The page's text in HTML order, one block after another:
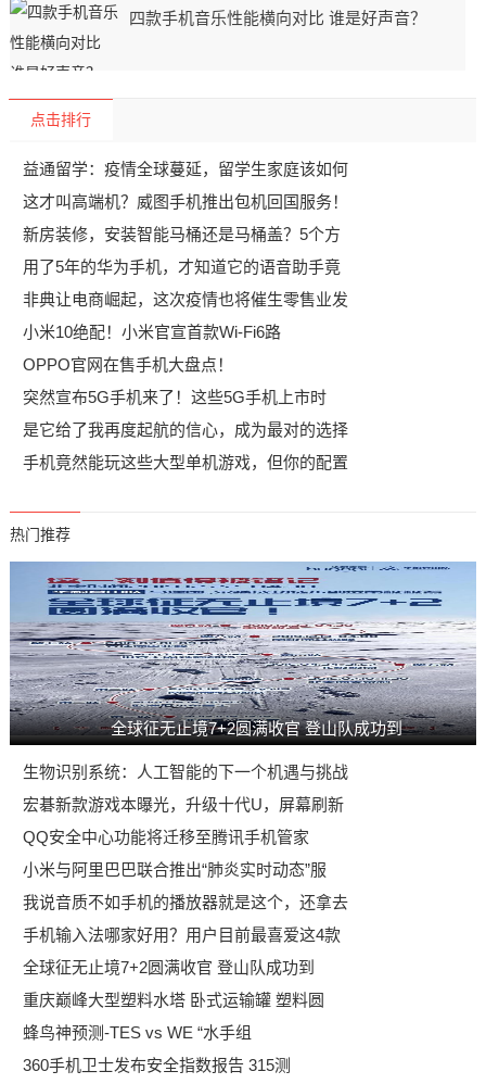
四款手机音乐性能横向对比 谁是好声音？
点击排行
益通留学：疫情全球蔓延，留学生家庭该如何
这才叫高端机？威图手机推出包机回国服务！
新房装修，安装智能马桶还是马桶盖？5个方
用了5年的华为手机，才知道它的语音助手竟
非典让电商崛起，这次疫情也将催生零售业发
小米10绝配！小米官宣首款Wi-Fi6路
OPPO官网在售手机大盘点！
突然宣布5G手机来了！这些5G手机上市时
是它给了我再度起航的信心，成为最对的选择
手机竟然能玩这些大型单机游戏，但你的配置
热门推荐
全球征无止境7+2圆满收官 登山队成功到
生物识别系统：人工智能的下一个机遇与挑战
宏碁新款游戏本曝光，升级十代U，屏幕刷新
QQ安全中心功能将迁移至腾讯手机管家
小米与阿里巴巴联合推出“肺炎实时动态”服
我说音质不如手机的播放器就是这个，还拿去
手机输入法哪家好用？用户目前最喜爱这4款
全球征无止境7+2圆满收官 登山队成功到
重庆巅峰大型塑料水塔 卧式运输罐 塑料圆
蜂鸟神预测-TES vs WE “水手组
360手机卫士发布安全指数报告 315测